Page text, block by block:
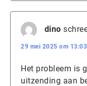
dino
29 mei 2025 om 13:03
Het probleem is
uitzending aan